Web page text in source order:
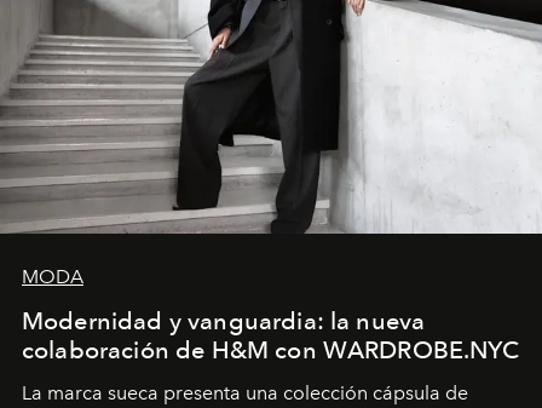
MODA
Modernidad y vanguardia: la nueva
colaboración de H&M con WARDROBE.NYC
La marca sueca presenta una colección cápsula de